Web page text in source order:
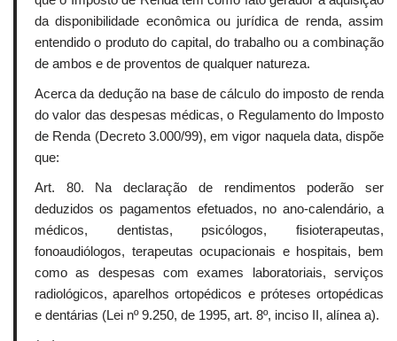
da disponibilidade econômica ou jurídica de renda, assim
entendido o produto do capital, do trabalho ou a combinação
de ambos e de proventos de qualquer natureza.
Acerca da dedução na base de cálculo do imposto de renda
do valor das despesas médicas, o Regulamento do Imposto
de Renda (Decreto 3.000/99), em vigor naquela data, dispõe
que:
Art. 80. Na declaração de rendimentos poderão ser
deduzidos os pagamentos efetuados, no ano-calendário, a
médicos, dentistas, psicólogos, fisioterapeutas,
fonoaudiólogos, terapeutas ocupacionais e hospitais, bem
como as despesas com exames laboratoriais, serviços
radiológicos, aparelhos ortopédicos e próteses ortopédicas
e dentárias (Lei nº 9.250, de 1995, art. 8º, inciso II, alínea a).